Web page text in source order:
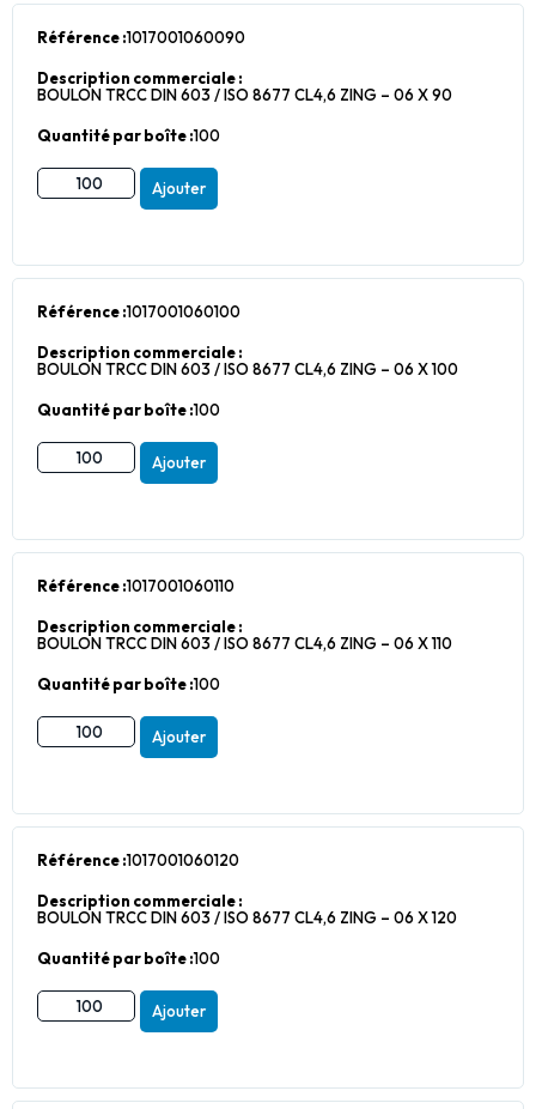
Référence :1017001060090
Description commerciale :
BOULON TRCC DIN 603 / ISO 8677 CL4,6 ZING – 06 X 90
Quantité par boîte :100
Ajouter
Référence :1017001060100
Description commerciale :
BOULON TRCC DIN 603 / ISO 8677 CL4,6 ZING – 06 X 100
Quantité par boîte :100
Ajouter
Référence :1017001060110
Description commerciale :
BOULON TRCC DIN 603 / ISO 8677 CL4,6 ZING – 06 X 110
Quantité par boîte :100
Ajouter
Référence :1017001060120
Description commerciale :
BOULON TRCC DIN 603 / ISO 8677 CL4,6 ZING – 06 X 120
Quantité par boîte :100
Ajouter